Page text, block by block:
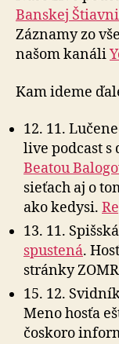
Banskej
Záznamy zo
našom kanáli
Kam ideme
12. 11.
live podcast
Beatou
sieťach aj o
ako kedysi.
13. 11.
spustená.
stránky
15. 12.
Meno hosťa
čoskoro